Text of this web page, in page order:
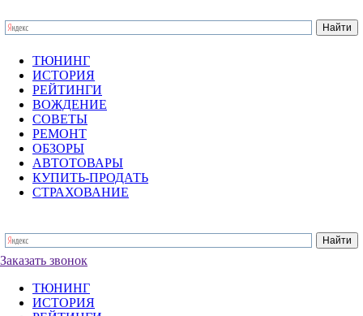
ТЮНИНГ
ИСТОРИЯ
РЕЙТИНГИ
ВОЖДЕНИЕ
СОВЕТЫ
РЕМОНТ
ОБЗОРЫ
АВТОТОВАРЫ
КУПИТЬ-ПРОДАТЬ
СТРАХОВАНИЕ
Заказать звонок
ТЮНИНГ
ИСТОРИЯ